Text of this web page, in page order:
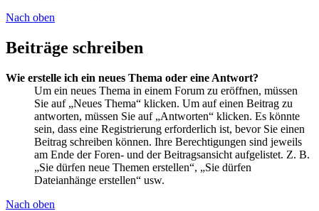
Nach oben
Beiträge schreiben
Wie erstelle ich ein neues Thema oder eine Antwort?
Um ein neues Thema in einem Forum zu eröffnen, müssen
Sie auf „Neues Thema“ klicken. Um auf einen Beitrag zu
antworten, müssen Sie auf „Antworten“ klicken. Es könnte
sein, dass eine Registrierung erforderlich ist, bevor Sie einen
Beitrag schreiben können. Ihre Berechtigungen sind jeweils
am Ende der Foren- und der Beitragsansicht aufgelistet. Z. B.
„Sie dürfen neue Themen erstellen“, „Sie dürfen
Dateianhänge erstellen“ usw.
Nach oben